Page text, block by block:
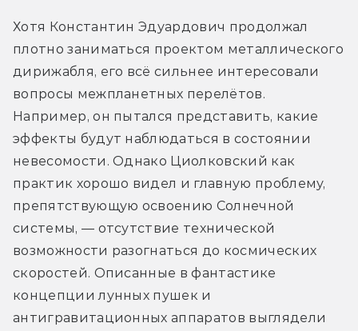
Хотя Константин Эдуардович продолжал
плотно заниматься проектом металлического
дирижабля, его всё сильнее интересовали
вопросы межпланетных перелётов.
Например, он пытался представить, какие
эффекты будут наблюдаться в состоянии
невесомости. Однако Циолковский как
практик хорошо видел и главную проблему,
препятствующую освоению Солнечной
системы, — отсутствие технической
возможности разогнаться до космических
скоростей. Описанные в фантастике
концепции лунных пушек и
антигравитационных аппаратов выглядели